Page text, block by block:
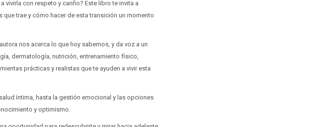
vivirla con respeto y cariño? Este libro te invita a
trae y cómo hacer de esta transición un momento
nos acerca lo que hoy sabemos, y da voz a un
dermatología, nutrición, entrenamiento físico,
prácticas y realistas que te ayuden a vivir esta
íntima, hasta la gestión emocional y las opciones
y optimismo.